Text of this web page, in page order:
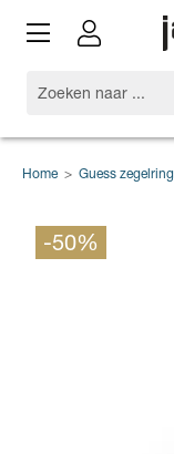
Home > Guess
-50%